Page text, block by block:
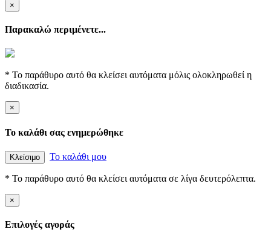
×
Παρακαλώ περιμένετε...
* Το παράθυρο αυτό θα κλείσει αυτόματα μόλις ολοκληρωθεί η
διαδικασία.
×
Το καλάθι σας ενημερώθηκε
Κλείσιμο Το καλάθι μου
* Το παράθυρο αυτό θα κλείσει αυτόματα σε λίγα δευτερόλεπτα.
×
Επιλογές αγοράς